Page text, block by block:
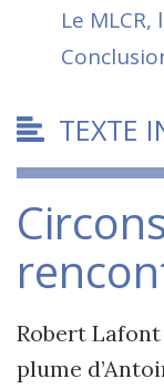
Le MLCR,
TEXTE
Robert
plume